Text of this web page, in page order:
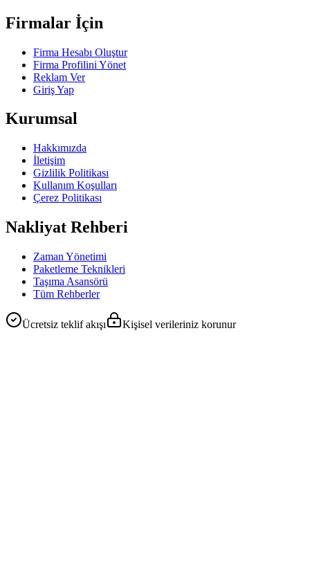
Firmalar İçin
Firma Hesabı Oluştur
Firma Profilini Yönet
Reklam Ver
Giriş Yap
Kurumsal
Hakkımızda
İletişim
Gizlilik Politikası
Kullanım Koşulları
Çerez Politikası
Nakliyat Rehberi
Zaman Yönetimi
Paketleme Teknikleri
Taşıma Asansörü
Tüm Rehberler
Ücretsiz teklif akışı Kişisel verileriniz korunur